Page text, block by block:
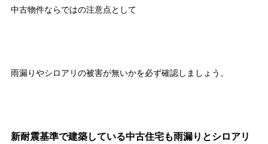
中古物件ならではの注意点として
雨漏りやシロアリの被害が無いかを必ず確認しましょう。
新耐震基準で建築している中古住宅も雨漏りとシロアリ